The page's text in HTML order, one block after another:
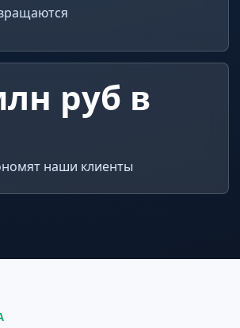
руб в
наши клиенты